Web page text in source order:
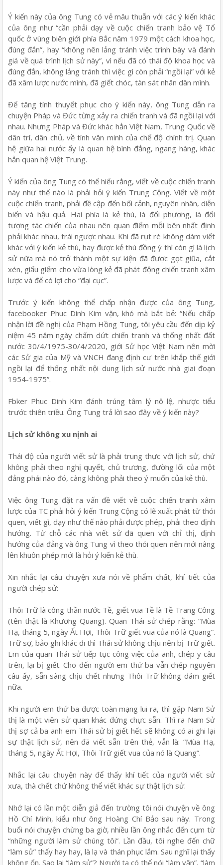
Ý kiến này của ông Tung có vẻ mâu thuẫn với các ý kiến khác
của ông như “cần phải dạy về cuộc chiến tranh bảo vệ Tổ
quốc ở vùng biên giới phía Bắc năm 1979 một cách khoa học,
đúng đắn”, hay “không nên lảng tránh việc trình bày và đánh
giá về quá trình lịch sử này”, vì nếu đã có thái độ khoa học và
đúng đắn, không lảng tránh thì việc gì còn phải “ngồi lại” với kẻ
đã xâm lược nước mình, đã giết chóc, tàn sát nhân dân mình.
Để tăng tính thuyết phục cho ý kiến này, ông Tung dẫn ra
chuyện Pháp và Đức từng xảy ra chiến tranh và đã ngồi lại với
nhau. Nhưng Pháp và Đức khác hẳn Việt Nam, Trung Quốc về
dân trí, dân chủ, về tính văn minh của chế độ chính trị. Quan
hệ giữa hai nước ấy là quan hệ bình đẳng, ngang hàng, khác
hẳn quan hệ Việt Trung.
Ý kiến của ông Tung có thể hiểu rằng, viết về cuộc chiến tranh
này như thế nào là phải hỏi ý kiến Trung Cộng. Viết về một
cuộc chiến tranh, phải đề cập đến bối cảnh, nguyên nhân, diễn
biến và hậu quả. Hai phía là kẻ thù, là đối phương, là đối
tượng tác chiến của nhau nên quan điểm mỗi bên nhất định
phải khác nhau, trái ngược nhau. Khi đã rụt rè không dám viết
khác với ý kiến kẻ thù, hay được kẻ thù đồng ý thì còn gì là lịch
sử nữa mà nó trở thành một sự kiện đã được gọt giũa, cắt
xén, giấu giếm cho vừa lòng kẻ đã phát động chiến tranh xâm
lược và để có lợi cho “đại cục”.
Trước ý kiến không thể chấp nhận được của ông Tung,
facebooker Phuc Dinh Kim vặn, khó mà bắt bẻ: “Nếu chấp
nhận lời đề nghị của Phạm Hồng Tung, tôi yêu cầu đến dịp kỷ
niệm 45 năm ngày chấm dứt chiến tranh và thống nhất đất
nước 30/4/1975-30/4/2020, giới Sử học Việt Nam nên mời
các Sử gia của Mỹ và VNCH đang định cư trên khắp thế giới
ngồi lại để thống nhất nội dung lịch sử nước nhà giai đoạn
1954-1975”.
Fbker Phuc Dinh Kim đánh trúng tâm lý nô lệ, nhược tiểu
trước thiên triều. Ông Tung trả lời sao đây về ý kiến này?
Lịch sử không xu nịnh ai
Thái độ của người viết sử là phải trung thực với lịch sử, chứ
không phải theo nghị quyết, chủ trương, đường lối của một
đảng phái nào đó, càng không phải theo ý muốn của kẻ thù.
Việc ông Tung đặt ra vấn đề viết về cuộc chiến tranh xâm
lược của TC phải hỏi ý kiến Trung Cộng có lẽ xuất phát từ thói
quen, viết gì, dạy như thế nào phải được phép, phải theo định
hướng. Từ chỗ các nhà viết sử đã quen với chỉ thị, định
hướng của đảng và ông Tung vì theo thói quen nên mới nâng
lên khuôn phép mới là hỏi ý kiến kẻ thù.
Xin nhắc lại câu chuyện xưa nói về phẩm chất, khí tiết của
người chép sử:
Thôi Trữ là công thần nước Tề, giết vua Tề là Tề Trang Công
(tên thật là Khương Quang). Quan Thái sử chép rằng: “Mùa
Hạ, tháng 5, ngày Ất Hợi, Thôi Trữ giết vua của nó là Quang”.
Trữ sợ, bảo ghi khác đi thì Thái sử không chịu nên bị Trữ giết.
Em của quan Thái sử tiếp tục công việc của anh, chép y câu
trên, lại bị giết. Cho đến người em thứ ba vẫn chép nguyên
câu ấy, sẵn sàng chịu chết nhưng Thôi Trữ không dám giết
nữa.
Khi người em thứ ba được toàn mạng lui ra, thì gặp Nam Sử
thị là một viên sử quan khác đứng chực sẵn. Thì ra Nam Sử
thị sợ cả ba anh em Thái sử bị giết hết sẽ không có ai ghi lại
sự thật lịch sử, nên đã viết sẵn trên thẻ, vẫn là: “Mùa Hạ,
tháng 5, ngày Ất Hợi, Thôi Trữ giết vua của nó là Quang”.
Nhắc lại câu chuyện này để thấy khí tiết của người viết sử
xưa, thà chết chứ không thể viết khác sự thật lịch sử.
Nhớ lại có lần một diễn giả đến trường tôi nói chuyện về ông
Hồ Chí Minh, kiểu như ông Hoàng Chí Bảo sau này. Trong
buổi nói chuyện chừng ba giờ, nhiều lần ông nhắc đến cụm từ
“những người làm sử chúng tôi”. Lần đầu, tôi nghe đến chữ
“làm sử” thấy hay hay, là lạ và thán phục lắm. Sau nghĩ lại thấy
không ổn. Sao lại “làm sử”? Người ta có thể nói “làm văn”, “làm